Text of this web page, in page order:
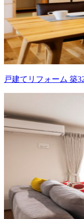
戸建てリフォーム 築